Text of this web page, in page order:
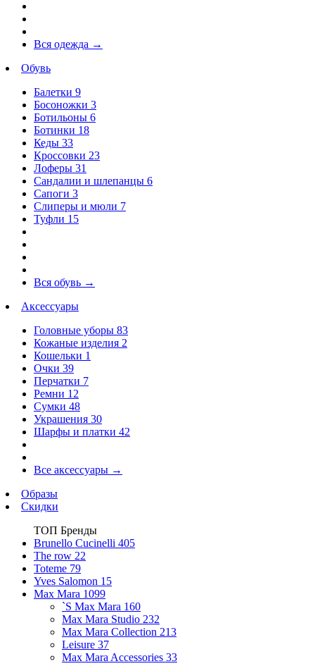
Вся одежда →
Обувь
Балетки 9
Босоножки 3
Ботильоны 6
Ботинки 18
Кеды 33
Кроссовки 23
Лоферы 31
Сандалии и шлепанцы 6
Сапоги 3
Слиперы и мюли 7
Туфли 15
Вся обувь →
Аксессуары
Головные уборы 83
Кожаные изделия 2
Кошельки 1
Очки 39
Перчатки 7
Ремни 12
Сумки 48
Украшения 30
Шарфы и платки 42
Все аксессуары →
Образы
Скидки
ТОП Бренды
Brunello Cucinelli 405
The row 22
Toteme 79
Yves Salomon 15
Max Mara 1099
`S Max Mara 160
Max Mara Studio 232
Max Mara Collection 213
Leisure 37
Max Mara Accessories 33